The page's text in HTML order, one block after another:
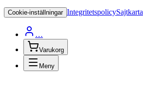
Cookie-inställningar IntegritetspolicySajtkarta
…
Varukorg
Meny